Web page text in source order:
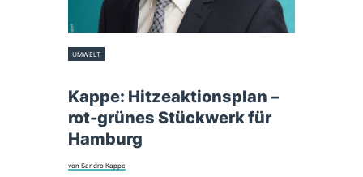
UMWELT
Kappe: Hitzeaktionsplan –
rot-grünes Stückwerk für
Hamburg
von Sandro Kappe